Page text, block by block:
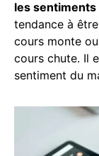
les
tendance à
cours monte
cours chute. Il
sentiment du